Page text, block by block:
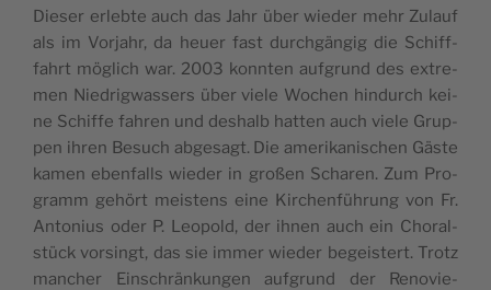
Die­ser erleb­te auch das Jahr über wie­der mehr Zulauf
als im Vor­jahr, da heu­er fast durch­gän­gig die Schiff­
fahrt mög­lich war. 2003 konn­ten auf­grund des extre­
men Nied­rig­was­sers über vie­le Wochen hin­durch kei­
ne Schif­fe fah­ren und des­halb hat­ten auch vie­le Grup­
pen ihren Besuch abge­sagt. Die ame­ri­ka­ni­schen Gäs­te
kamen eben­falls wie­der in gro­ßen Scha­ren. Zum Pro­
gramm gehört meis­tens eine Kir­chen­füh­rung von Fr.
Anto­ni­us oder P. Leo­pold, der ihnen auch ein Cho­ral­
stück vor­singt, das sie immer wie­der begeis­tert. Trotz
man­cher Ein­schrän­kun­gen auf­grund der Reno­vie­